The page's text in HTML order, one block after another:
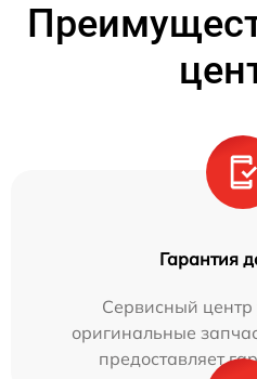
Гарантия
Сервисный центр
оригинальные
предоставляет